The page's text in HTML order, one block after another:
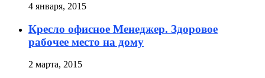
4 января, 2015
Кресло офисное Менеджер. Здоровое
рабочее место на дому
2 марта, 2015